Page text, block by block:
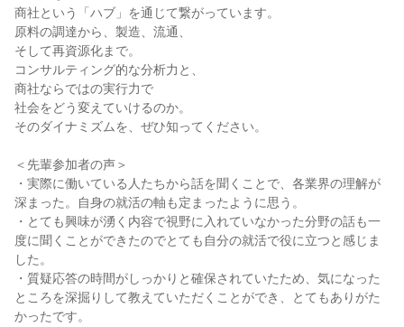
商社という「ハブ」を通じて繋がっています。
原料の調達から、製造、流通、
そして再資源化まで。
コンサルティング的な分析力と、
商社ならではの実行力で
社会をどう変えていけるのか。
そのダイナミズムを、ぜひ知ってください。
＜先輩参加者の声＞
・実際に働いている人たちから話を聞くことで、各業界の理解が
深まった。自身の就活の軸も定まったように思う。
・とても興味が湧く内容で視野に入れていなかった分野の話も一
度に聞くことができたのでとても自分の就活で役に立つと感じま
した。
・質疑応答の時間がしっかりと確保されていたため、気になった
ところを深掘りして教えていただくことができ、とてもありがた
かったです。